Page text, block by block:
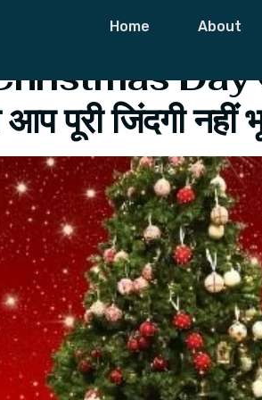
Home About
Happy
Day
आप पूरी जिंदगी नहीं